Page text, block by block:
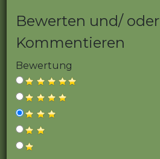
Bewerten und/ oder
Kommentieren
Bewertung